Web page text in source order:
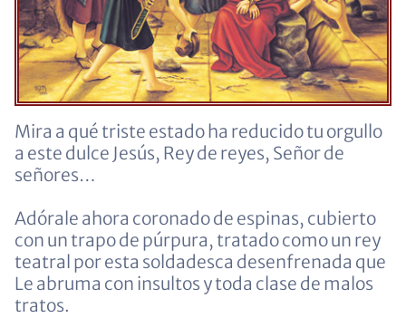
Mira a qué triste estado ha reducido tu orgullo
a este dulce Jesús, Rey de reyes, Señor de
señores…
Adórale ahora coronado de espinas, cubierto
con un trapo de púrpura, tratado como un rey
teatral por esta soldadesca desenfrenada que
Le abruma con insultos y toda clase de malos
tratos.